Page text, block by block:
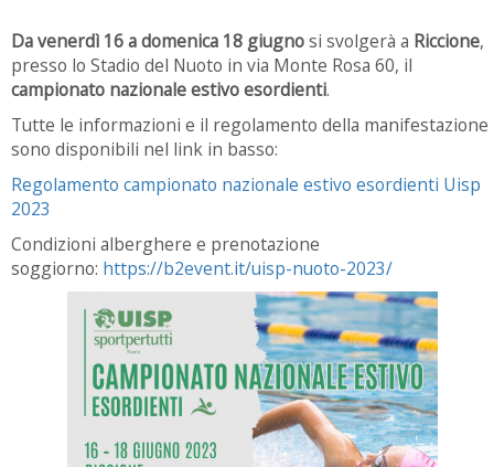
Da venerdì 16 a domenica 18 giugnosi svolgerà a Riccione,
presso lo Stadio del Nuoto in via Monte Rosa 60, il
campionato nazionale estivo esordienti.
Tutte le informazioni e il regolamento della manifestazione
sono disponibili nel link in basso:
Regolamento campionato nazionale estivo esordienti Uisp
2023
Condizioni alberghere e prenotazione
soggiorno: https://b2event.it/uisp-nuoto-2023/